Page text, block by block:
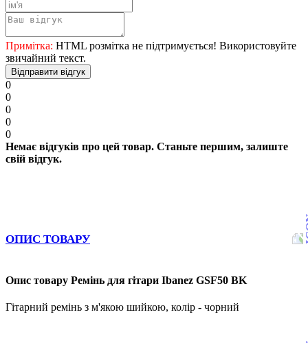
Примітка: HTML розмітка не підтримується! Використовуйте
звичайний текст.
Відправити відгук
0
0
0
0
0
Немає відгуків про цей товар. Станьте першим, залиште
свій відгук.
ОПИС ТОВАРУ
Опис товару Ремінь для гітари Ibanez GSF50 BK
Гітарний ремінь з м'якою шийкою, колір - чорний